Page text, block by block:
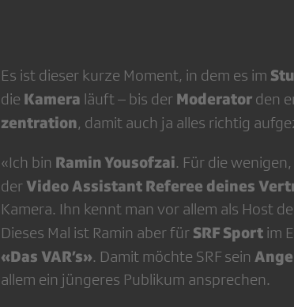
Es ist dieser kurze Moment, in dem es im
die Kamera läuft – bis der Moderator den
zentration, damit auch ja alles richtig
«Ich bin Ramin Yousofzai. Für die
der Video Assistant Referee dei­nes
Kamera. Ihn kennt man vor allem als Host
Dieses Mal ist Ramin aber für SRF Sport im
«Das VAR’s». Damit möchte SRF sein
allem ein jüngeres Publikum an­sprechen.